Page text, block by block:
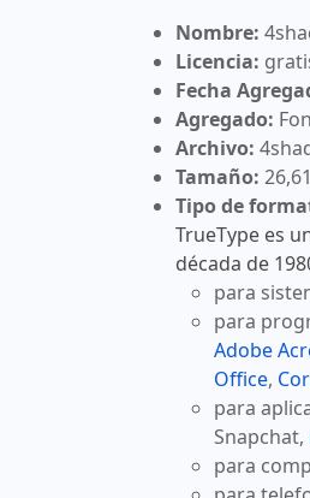
Nombre:
Licencia:
Fecha
Agregado:
Archivo:
Tamaño:
Tipo de
TrueType es
década de
para
para
Adobe
Office,
para
Snapchat,
para